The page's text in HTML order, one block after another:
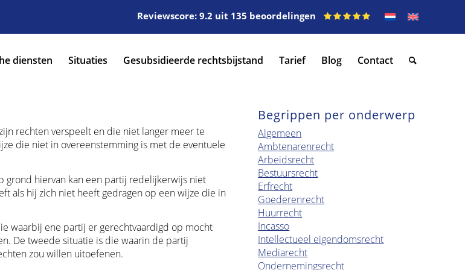
Reviewscore: 9.2 uit 135 beoordelingen
diensten Situaties Gesubsidieerde rechtsbijstand Tarief Blog Contact
rechten verspeelt en die niet langer meer te
die niet in overeenstemming is met de eventuele
grond hiervan kan een partij redelijkerwijs niet
als hij zich niet heeft gedragen op een wijze die in
waarbij ene partij er gerechtvaardigd op mocht
De tweede situatie is die waarin de partij
zou willen uitoefenen.
Begrippen per onderwerp
Algemeen
Ambtenarenrecht
Arbeidsrecht
Bestuursrecht
Erfrecht
Goederenrecht
Huurrecht
Incasso
Intellectueel eigendomsrecht
Mediarecht
Ondernemingsrecht